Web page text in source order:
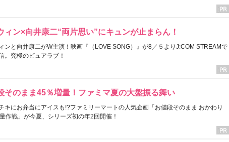
ィン×向井康二“両片思い”にキュンが止まらん！
ンと向井康二がW主演！映画『（LOVE SONG）』が8／５よりJ:COM STREAMで
。究極のピュアラブ！
そのまま45％増量！ファミマ夏の大盤振る舞い
キにお弁当にアイスも!?ファミリーマートの人気企画「お値段そのまま おかわり
作戦」が今夏、シリーズ初の年2回開催！